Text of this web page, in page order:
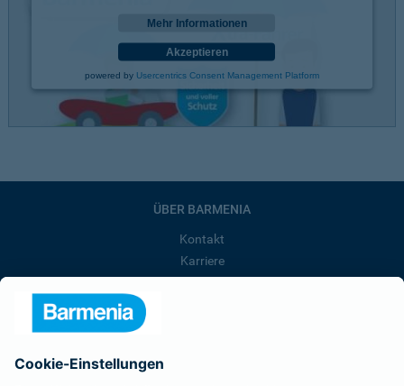
Mehr Informationen
Akzeptieren
powered by Usercentrics Consent Management Platform
ÜBER BARMENIA
Kontakt
Karriere
Barmenia ist Teil der BarmeniaGothaer